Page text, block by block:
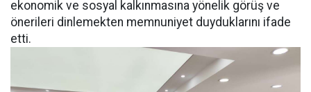
ekonomik ve sosyal kalkınmasına yönelik görüş ve
önerileri dinlemekten memnuniyet duyduklarını ifade
etti.